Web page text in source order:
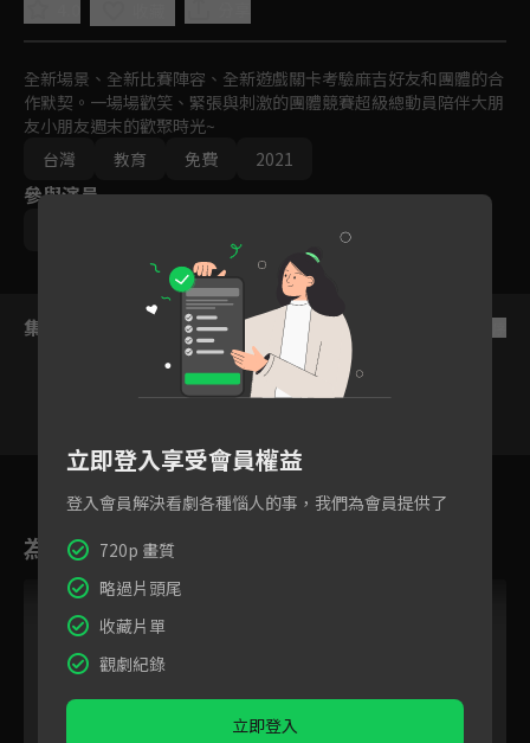
全新場景、全新比賽陣容、全新遊戲關卡考驗麻吉好友和團體的合
作默契。一場場歡笑、緊張與刺激的團體競賽超級總動員陪伴大朋
友小朋友週末的歡聚時光~
台灣
教育 免費 2021
參與演員
集數列表
23 24 25
為您推薦
立即登入享受會員權益
登入會員解決看劇各種惱人的事，我們為會員提供了
720p 畫質
略過片頭尾
收藏片單
觀劇紀錄
立即登入